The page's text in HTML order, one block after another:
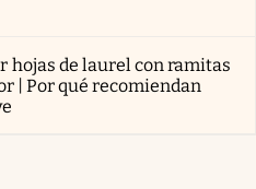
hojas de laurel con ramitas
| Por qué recomiendan